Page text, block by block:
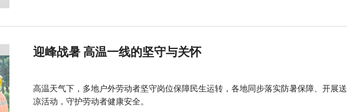
迎峰战暑 高温一线的坚守与关怀
高温天气下，多地户外劳动者坚守岗位保障民生运转，各地同步落实防暑保障、开展
凉活动，守护劳动者健康安全。